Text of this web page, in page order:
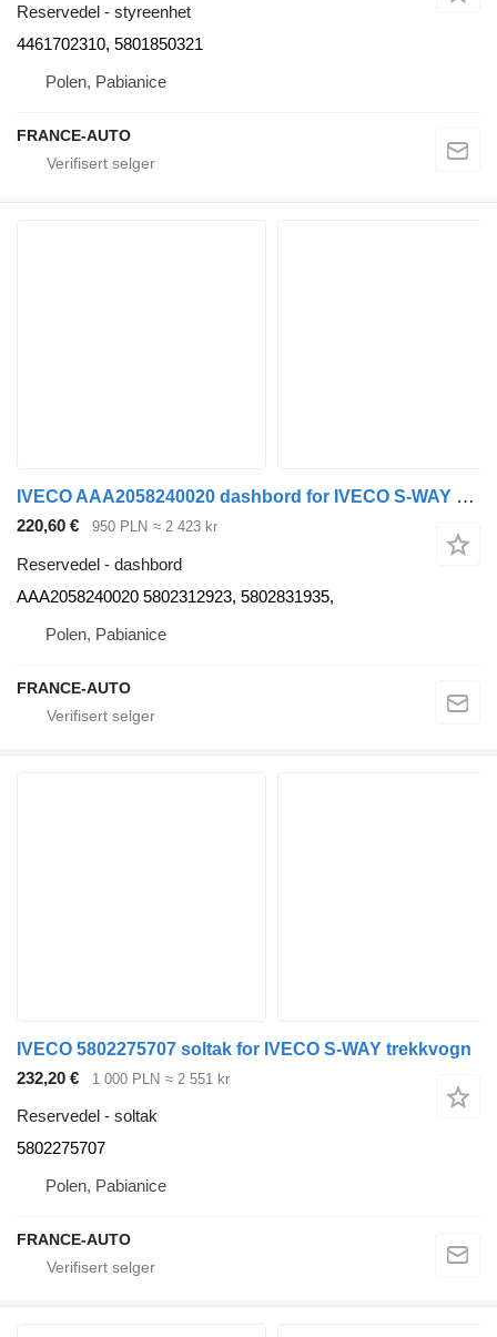
Reservedel - styreenhet
4461702310, 5801850321
Polen, Pabianice
FRANCE-AUTO
IVECO AAA2058240020 dashbord for IVECO S-WAY 19- r. 11.1 trekkvogn
220,60 € 950 PLN ≈ 2 423 kr
Reservedel - dashbord
AAA2058240020 5802312923, 5802831935,
Polen, Pabianice
FRANCE-AUTO
IVECO 5802275707 soltak for IVECO S-WAY trekkvogn
232,20 €
1 000 PLN ≈ 2 551 kr
Reservedel - soltak
5802275707
Polen, Pabianice
FRANCE-AUTO